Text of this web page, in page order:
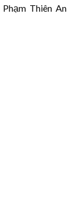
Phạm Thiên An